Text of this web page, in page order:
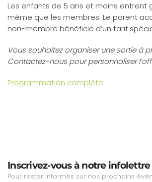
Les enfants de 5 ans et moins entrent
même que les membres. Le parent
non-membre bénéficie d’un tarif
Vous souhaitez organiser une sortie à
Contactez-nous pour personnaliser
Programmation complète
Inscrivez-vous à notre infolettre
Pour rester informés sur nos prochains